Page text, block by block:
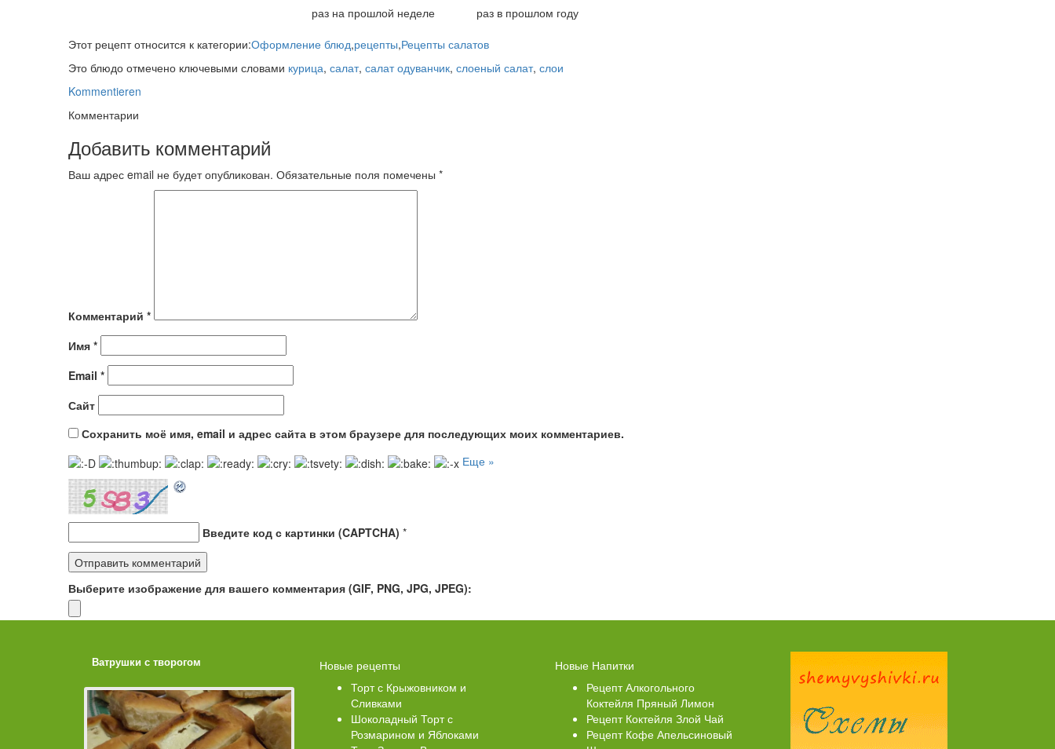
раз на прошлой неделе
раз в прошлом году
Этот рецепт относится к категории:Оформление блюд,рецепты,Рецепты салатов
Это блюдо отмечено ключевыми словами курица, салат, салат одуванчик, слоеный салат, слои
Kommentieren
Комментарии
Добавить комментарий
Ваш адрес email не будет опубликован. Обязательные поля помечены *
Комментарий *
Имя *
Email *
Сайт
Сохранить моё имя, email и адрес сайта в этом браузере для последующих моих комментариев.
Еще »
Введите код с картинки (CAPTCHA) *
Выберите изображение для вашего комментария (GIF, PNG, JPG, JPEG):
Ватрушки с творогом Торт со Свеклой Торт Медовик Карамельный Пирог рыбный (с брюшками семги)
Новые рецепты
Торт с Крыжовником и
Сливками
Шоколадный Торт с
Розмарином и Яблоками
Новые Напитки
Рецепт Алкогольного
Коктейля Пряный Лимон
Рецепт Коктейля Злой Чай
Рецепт Кофе Апельсиновый